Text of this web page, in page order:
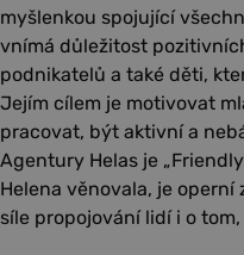
myšlenkou spojující
vnímá důležitost
podnikatelů a také děti,
Jejím cílem je motivovat
pracovat, být aktivní a
Agentury Helas je
Helena věnovala, je
síle propojování lidí i o